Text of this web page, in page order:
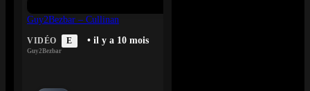
Guy2Bezbar – Cullinan
VIDÉO E • il y a 10 mois
Guy2Bezbar